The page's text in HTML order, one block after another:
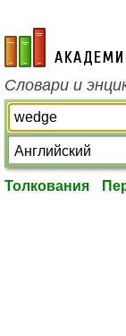
academic.ru
Словари и
Толкования